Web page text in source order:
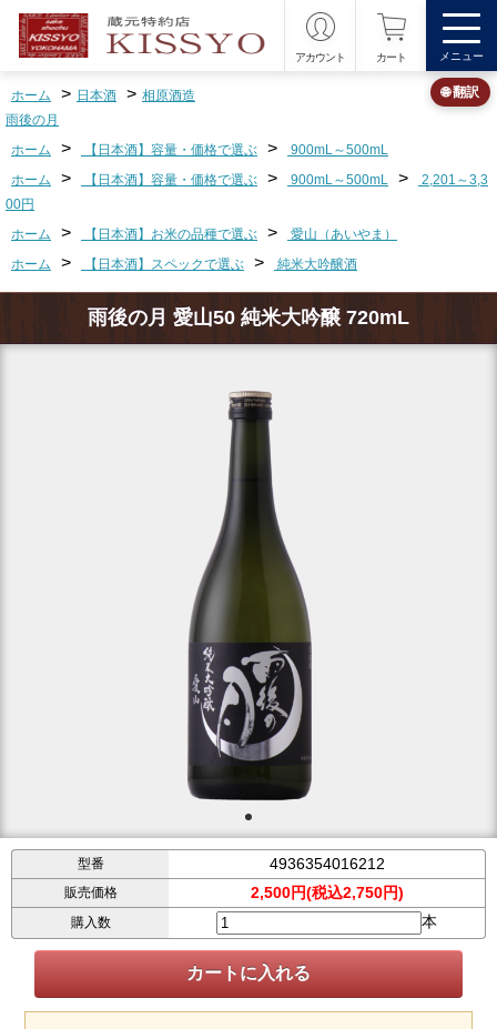
アカウント カート メニュー
ホーム > 日本酒 > 相原酒造
雨後の月
ホーム
> 【日本酒】容量・価格で選ぶ >
900mL～500mL
ホーム
> 【日本酒】容量・価格で選ぶ > 900mL～500mL >
2,201～3,3
00円
ホーム
> 【日本酒】お米の品種で選ぶ >
愛山（あいやま）
ホーム
> 【日本酒】スペックで選ぶ > 純米大吟醸酒
雨後の月 愛山50 純米大吟醸 720mL
型番 4936354016212
販売価格 2,500円(税込2,750円)
購入数 本
🌐 翻訳